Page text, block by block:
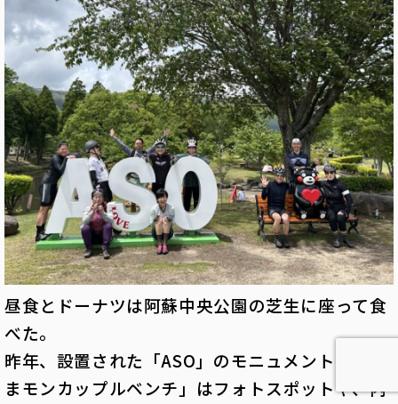
昼食とドーナツは阿蘇中央公園の芝生に座って食
べた。
昨年、設置された「ASO」のモニュメントと「く
まモンカップルベンチ」はフォトスポットや、内